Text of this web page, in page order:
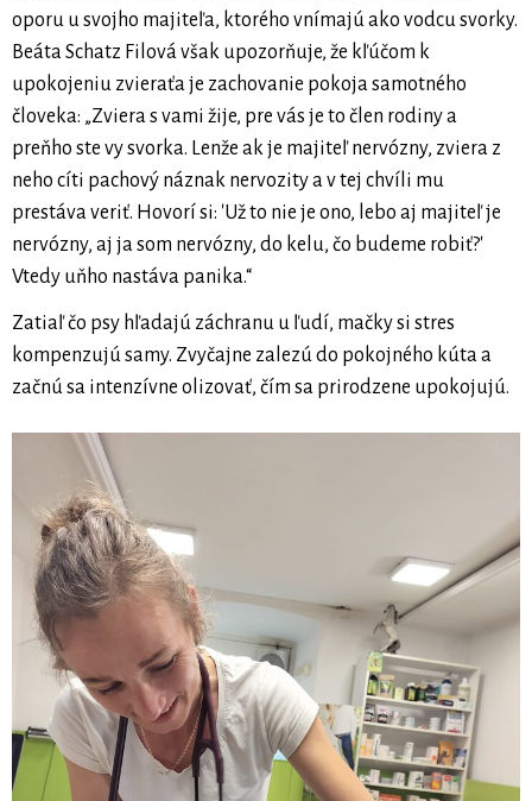
oporu u svojho majiteľa, ktorého vnímajú ako vodcu svorky.
Beáta Schatz Filová však upozorňuje, že kľúčom k
upokojeniu zvieraťa je zachovanie pokoja samotného
človeka: „Zviera s vami žije, pre vás je to člen rodiny a
preňho ste vy svorka. Lenže ak je majiteľ nervózny, zviera z
neho cíti pachový náznak nervozity a v tej chvíli mu
prestáva veriť. Hovorí si: 'Už to nie je ono, lebo aj majiteľ je
nervózny, aj ja som nervózny, do kelu, čo budeme robiť?'
Vtedy uňho nastáva panika.“
Zatiaľ čo psy hľadajú záchranu u ľudí, mačky si stres
kompenzujú samy. Zvyčajne zalezú do pokojného kúta a
začnú sa intenzívne olizovať, čím sa prirodzene upokojujú.